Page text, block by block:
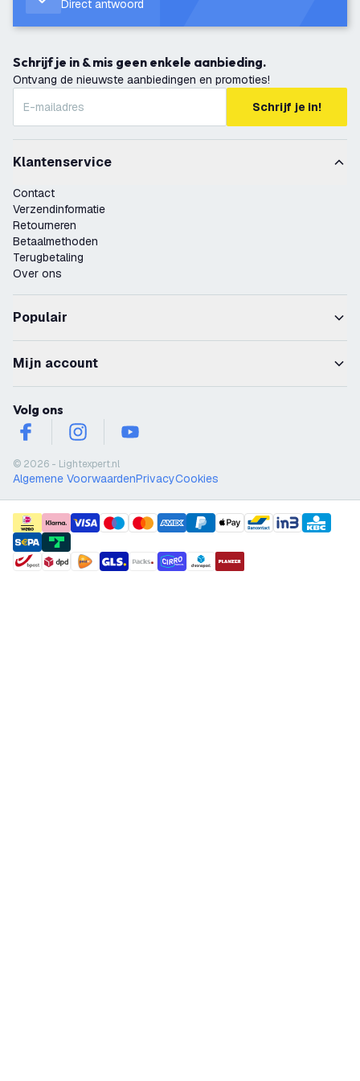
Direct antwoord
Schrijf je in & mis geen enkele aanbieding.
Ontvang de nieuwste aanbiedingen en promoties!
Schrijf je in!
Klantenservice
Contact
Verzendinformatie
Retourneren
Betaalmethoden
Terugbetaling
Over ons
Populair
Mijn account
Volg ons
facebookinstagramyoutube
© 2026 - Lightexpert.nl
Algemene VoorwaardenPrivacyCookies
payment methods
shipment methods